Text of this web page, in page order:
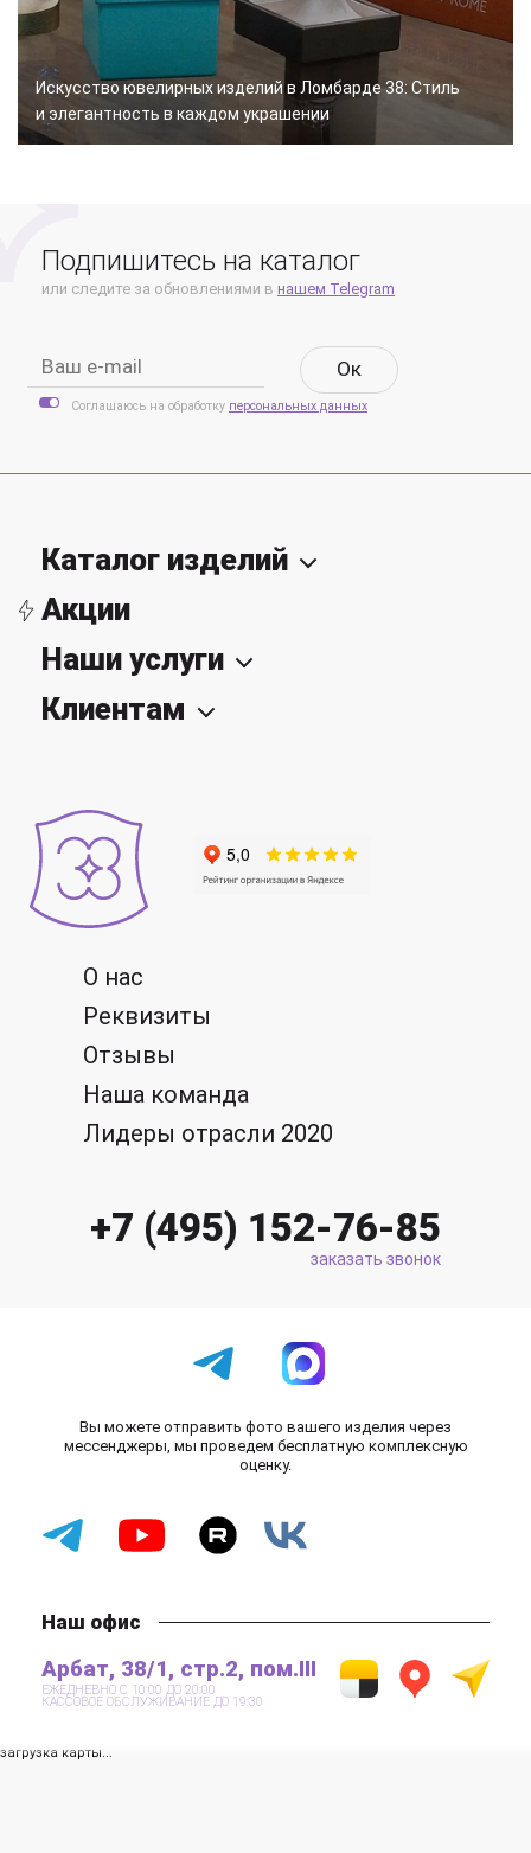
Искусство ювелирных изделий в Ломбарде 38: Стиль
и элегантность в каждом украшении
Подпишитесь на каталог
или следите за обновлениями в нашем Telegram
Oк
Соглашаюсь на обработку персональных данных
О нас
Реквизиты
Отзывы
Наша команда
Лидеры отрасли 2020
+7 (495) 152-76-85
заказать звонок
Вы можете отправить фото вашего изделия через
мессенджеры, мы проведем бесплатную комплексную
оценку.
Наш офис
Арбат, 38/1, стр.2, пом.III
ЕЖЕДНЕВНО С 10:00 ДО 20:00
КАССОВОЕ ОБСЛУЖИВАНИЕ ДО 19:30
загрузка карты...
Каталог изделий
Акции
Наши услуги
Клиентам